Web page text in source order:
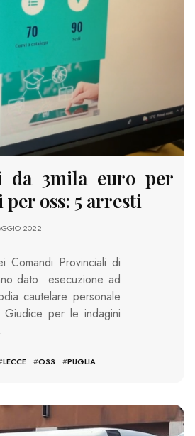
da 3mila euro per
oss: 5 arresti
2022
Comandi Provinciali di
dato esecuzione ad
cautelare personale
per le indagini
LECCE #OSS #PUGLIA